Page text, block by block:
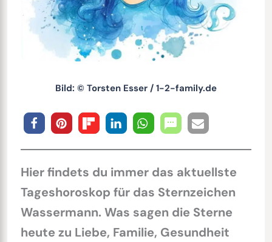
Bild: © Torsten Esser / 1-2-family.de
Hier findets du immer das aktuellste
Tageshoroskop für das Sternzeichen
Wassermann. Was sagen die Sterne
heute zu Liebe, Familie, Gesundheit